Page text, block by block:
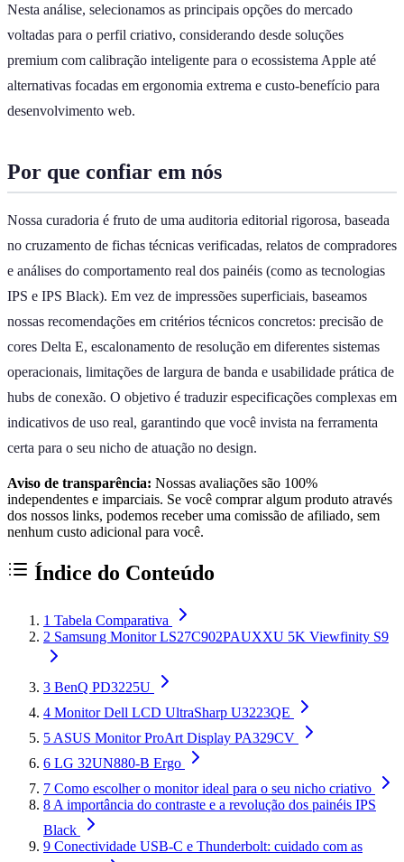
Nesta análise, selecionamos as principais opções do mercado
voltadas para o perfil criativo, considerando desde soluções
premium com calibração inteligente para o ecossistema Apple até
alternativas focadas em ergonomia extrema e custo-benefício para
desenvolvimento web.
Por que confiar em nós
Nossa curadoria é fruto de uma auditoria editorial rigorosa, baseada
no cruzamento de fichas técnicas verificadas, relatos de compradores
e análises do comportamento real dos painéis (como as tecnologias
IPS e IPS Black). Em vez de impressões superficiais, baseamos
nossas recomendações em critérios técnicos concretos: precisão de
cores Delta E, escalonamento de resolução em diferentes sistemas
operacionais, limitações de largura de banda e usabilidade prática de
hubs de conexão. O objetivo é traduzir especificações complexas em
indicativos de uso real, garantindo que você invista na ferramenta
certa para o seu nicho de atuação no design.
Aviso de transparência: Nossas avaliações são 100%
independentes e imparciais. Se você comprar algum produto através
dos nossos links, podemos receber uma comissão de afiliado, sem
nenhum custo adicional para você.
Índice do Conteúdo
1 Tabela Comparativa
2 Samsung Monitor LS27C902PAUXXU 5K Viewfinity S9
3 BenQ PD3225U
4 Monitor Dell LCD UltraSharp U3223QE
5 ASUS Monitor ProArt Display PA329CV
6 LG 32UN880-B Ergo
7 Como escolher o monitor ideal para o seu nicho criativo
8 A importância do contraste e a revolução dos painéis IPS
Black
9 Conectividade USB-C e Thunderbolt: cuidado com as